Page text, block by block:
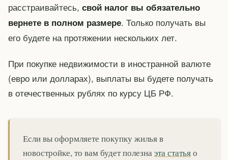
расстраивайтесь, свой налог вы обязательно
вернете в полном размере. Только получать вы
его будете на протяжении нескольких лет.
При покупке недвижимости в иностранной валюте
(евро или долларах), выплаты вы будете получать
в отечественных рублях по курсу ЦБ РФ.
Если вы оформляете покупку жилья в
новостройке, то вам будет полезна эта статьяо